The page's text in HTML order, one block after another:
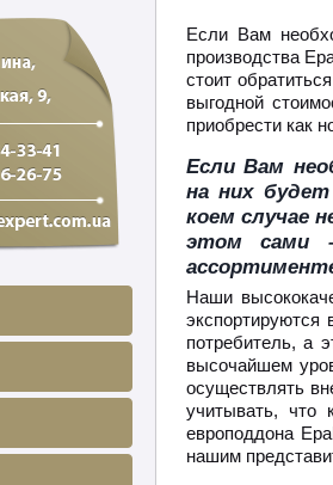
Если Вам
производства
стоит
выгодной
приобрести как
Если Вам
на них
коем случае
этом сами
Наши
потребитель, а
высочайшем
осуществлять
учитывать, что
европоддона
нашим